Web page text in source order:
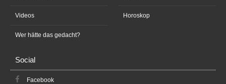
Videos
Wer hätte das gedacht?
Horoskop
Social
Facebook